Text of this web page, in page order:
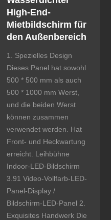
High-End-
Mietbildschirm für
den Außenbereich
1. Spezielles Design
Dieses Panel hat sowohl
500 * 500 mm als auch
500 * 1000 mm Werst,
und die beiden Werst
können zusammen
verwendet werden. Hat
Front- und Heckwartung
erreicht. Leihbühne
Indoor-LED-Bildschirm
3.91 Video-Vollfarb-LED-
Panel-Display /
Bildschirm-LED-Panel 2.
Exquisites Handwerk Die